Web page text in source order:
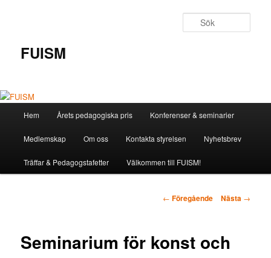
FUISM
Hem Årets pedagogiska pris Konferenser & seminarier
Medlemskap Om oss Kontakta styrelsen Nyhetsbrev
Träffar & Pedagogstafetter Välkommen till FUISM!
Inläggsnavigering
← Föregående Nästa →
Seminarium för konst och